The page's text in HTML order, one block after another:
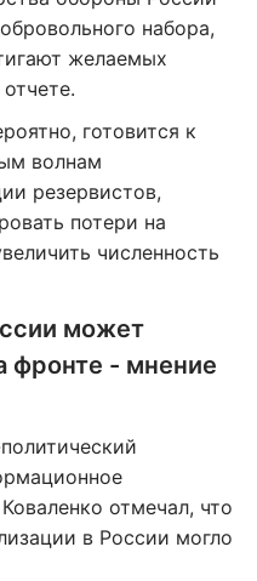
набора,
желаемых
готовится к
волнам
резервистов,
потери на
численность
может
фронте - мнение
отмечал, что
в России могло